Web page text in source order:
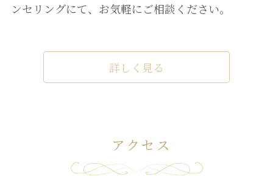
ンセリングにて、お気軽にご相談ください。
詳しく見る
アクセス